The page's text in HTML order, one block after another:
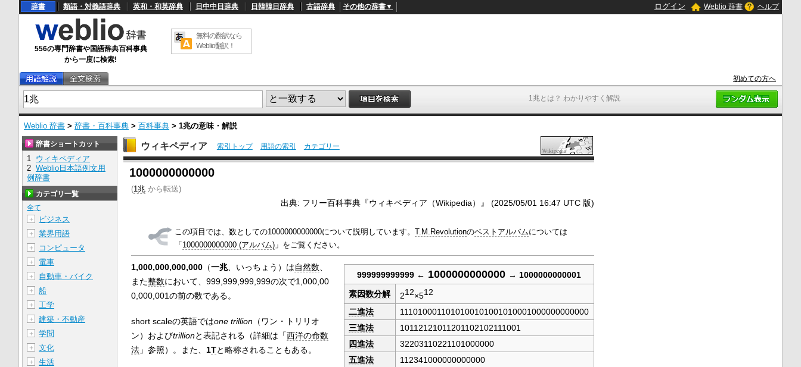
1兆とは？ わかりやすく解説
辞書 類語・対義語辞典 英和・和英辞典 日中中日辞典 日韓韓日辞典 古語辞典 その他の辞書▼ ログイン Weblio 辞書 ヘルプ
556の専門辞書や国語辞典百科事典
から一度に検索!
無料の翻訳なら
Weblio翻訳！
初めての方へ
Weblio 辞書 > 辞書・百科事典 > 百科事典 > 1兆の意味・解説
U
/
L
d
9
.
4
5
ウィキペディア 索引トップ 用語の索引 カテゴリー
1000000000000
(1兆から転送)
出典: フリー百科事典『ウィキペディア（Wikipedia）』 (2025/05/01 16:47 UTC 版)
この項目では、数としての1000000000000について説明しています。 T.M.Revolutionのベストアルバムについては
「 1000000000000 (アルバム)」をご覧ください。
999999999999 ← 1000000000000 → 1000000000001
素因数分解 212×512
二進法
1110100011010100101001010001000000000000
三進法
10112121011201102102111001
四進法
32203110221101000000
五進法
112341000000000000
1,000,000,000,000（一兆、いっちょう）は自然数
また整数において、999,999,999,999の次で1,000,00
0,000,001の前の数である。
short scaleの英語ではone trillion（ワン・トリリオ
ン）およびtrillionと表記される（詳細は「西洋の命数
法」参照）。また、 1Tと略称されることもある。
辞書ショートカット
1 ウィキペディア
2 Weblio日本語例文用
例辞書
カテゴリ一覧
全て
＋
ビジネス
＋ 業界用語
＋ コンピュータ
＋ 電車
＋ 自動車・バイク
＋ 船
＋ 工学
＋ 建築・不動産
＋ 学問
＋ 文化
＋ 生活